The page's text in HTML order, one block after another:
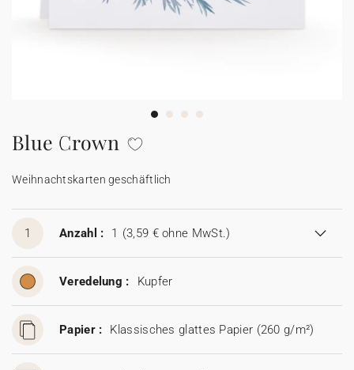
Karten mit Blumensamen
★ Angebot anfragen
Postkarten
Aufkleber
Blue Crown
Weihnachtskarten geschäftlich
1 Anzahl : 1 (3,59 € ohne MwSt.)
Veredelung : Kupfer
Papier : Klassisches glattes Papier (260 g/m²)